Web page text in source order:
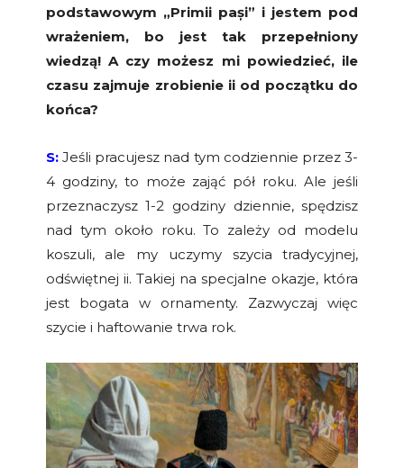
podstawowym „Primii pași” i jestem pod
wrażeniem, bo jest tak przepełniony
wiedzą! A czy możesz mi powiedzieć, ile
czasu zajmuje zrobienie ii od początku do
końca?
S:Jeśli pracujesz nad tym codziennie przez 3-
4 godziny, to może zająć pół roku. Ale jeśli
przeznaczysz 1-2 godziny dziennie, spędzisz
nad tym około roku. To zależy od modelu
koszuli, ale my uczymy szycia tradycyjnej,
odświętnej ii. Takiej na specjalne okazje, która
jest bogata w ornamenty. Zazwyczaj więc
szycie i haftowanie trwa rok.